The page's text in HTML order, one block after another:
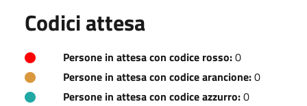
Codici attesa
Persone in attesa con codice rosso:0
Persone in attesa con codice arancione:0
Persone in attesa con codice azzurro:0